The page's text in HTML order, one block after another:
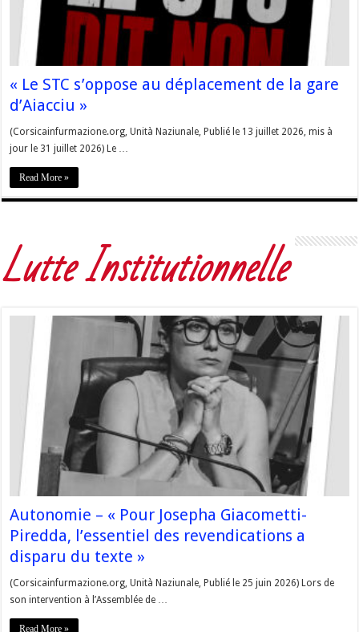
« Le STC s’oppose au déplacement de la gare
d’Aiacciu »
(Corsicainfurmazione.org, Unità Naziunale, Publié le 13 juillet 2026, mis à
jour le 31 juillet 2026) Le …
Read More »
Lutte Institutionnelle
Autonomie – « Pour Josepha Giacometti-
Piredda, l’essentiel des revendications a
disparu du texte »
(Corsicainfurmazione.org, Unità Naziunale, Publié le 25 juin 2026) Lors de
son intervention à l’Assemblée de …
Read More »